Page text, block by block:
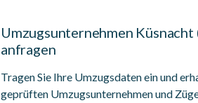
Umzugsunternehmen
anfragen
Tragen Sie Ihre Umzugsdaten ein und
geprüften Umzugsunternehmen und